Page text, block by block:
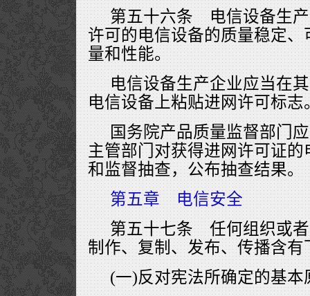
第五十六条 电信设备生
许可的电信设备的质量稳定
量和性能。
电信设备生产企业应当在
电信设备上粘贴进网许可标志
国务院产品质量监督部门
主管部门对获得进网许可证
和监督抽查，公布抽查结果。
第五章 电信安全
第五十七条 任何组织或
制作、复制、发布、传播含
(一)反对宪法所确定的基本